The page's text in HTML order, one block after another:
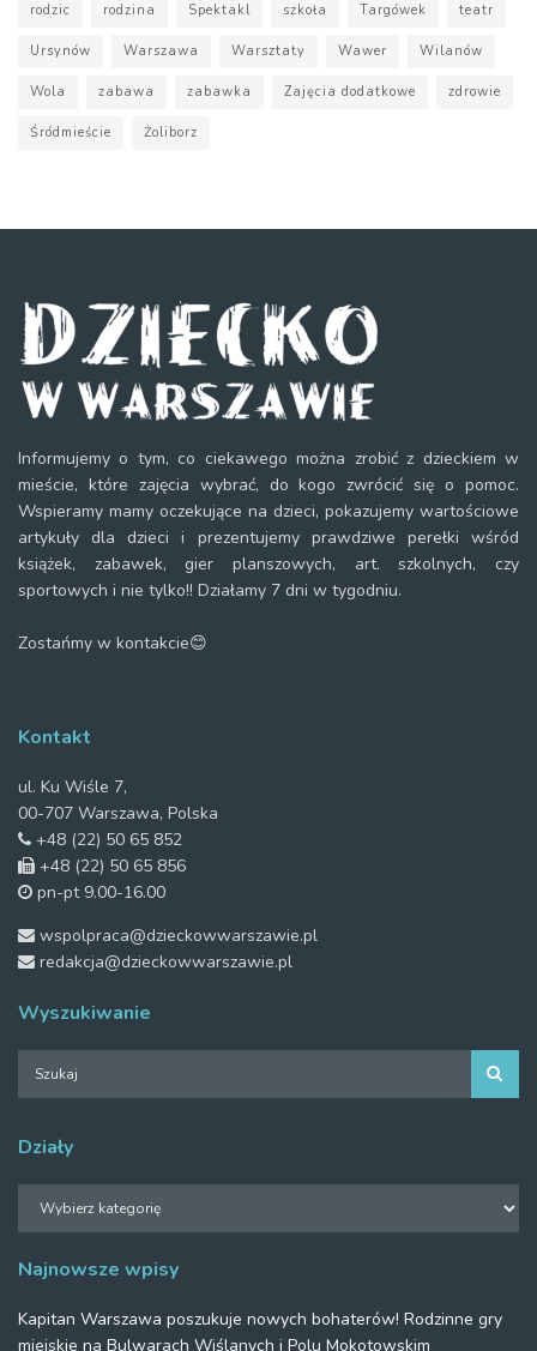
rodzic rodzina Spektakl szkoła Targówek teatr
Ursynów Warszawa Warsztaty Wawer Wilanów
Wola zabawa zabawka Zajęcia dodatkowe zdrowie
Śródmieście Żoliborz
Informujemy o tym, co ciekawego można zrobić z dzieckiem w
mieście, które zajęcia wybrać, do kogo zwrócić się o pomoc.
Wspieramy mamy oczekujące na dzieci, pokazujemy wartościowe
artykuły dla dzieci i prezentujemy prawdziwe perełki wśród
książek, zabawek, gier planszowych, art. szkolnych, czy
sportowych i nie tylko!! Działamy 7 dni w tygodniu.
Zostańmy w kontakcie😊
Kontakt
ul. Ku Wiśle 7,
00-707 Warszawa, Polska
+48 (22) 50 65 852
+48 (22) 50 65 856
pn-pt 9.00-16.00
wspolpraca@dzieckowwarszawie.pl
redakcja@dzieckowwarszawie.pl
Wyszukiwanie
Działy
Najnowsze wpisy
Kapitan Warszawa poszukuje nowych bohaterów! Rodzinne gry
miejskie na Bulwarach Wiślanych i Polu Mokotowskim